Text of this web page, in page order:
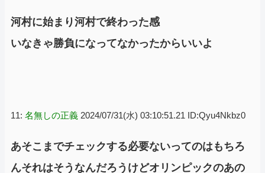
河村に始まり河村で終わった感
いなきゃ勝負になってなかったからいいよ
11: 名無しの正義 2024/07/31(水) 03:10:51.21 ID:Qyu4Nkbz0
あそこまでチェックする必要ないってのはもちろ
んそれはそうなんだろうけどオリンピックのあの